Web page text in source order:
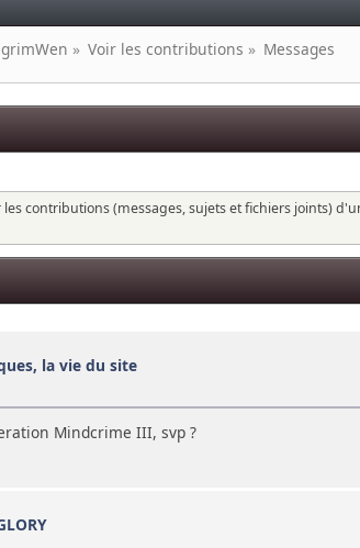
» Voir les contributions » Messages
contributions (messages, sujets et fichiers joints)
la vie du site
Mindcrime III, svp ?